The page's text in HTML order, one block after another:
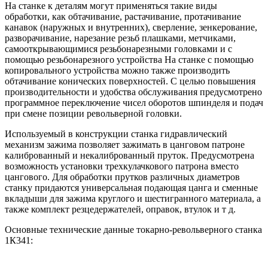
На станке к деталям могут применяться такие виды
обработки, как обтачивание, растачивание, протачивание
канавок (наружных и внутренних), сверление, зенкерование,
разворачивание, нарезание резьб плашками, метчиками,
самооткрывающимися резьбонарезными головками и с
помощью резьбонарезного устройства На станке с помощью
копировального устройства можно также производить
обтачивание конических поверхностей. С целью повышения
производительности и удобства обслуживания предусмотрено
программное переключение чисел оборотов шпинделя и подач
при смене позиции револьверной головки.
Используемый в конструкции станка гидравлический
механизм зажима позволяет зажимать в цанговом патроне
калиброванный и некалиброванный пруток. Предусмотрена
возможность установки трехкулачкового патрона вместо
цангового. Для обработки прутков различных диаметров
станку придаются универсальная подающая цанга и сменные
вкладыши для зажима круглого и шестигранного материала, а
также комплект резцедержателей, оправок, втулок и т д.
Основные технические данные токарно-револьверного станка
1К341: